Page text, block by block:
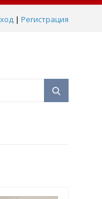
| Регистрация